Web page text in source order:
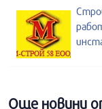
Още новини